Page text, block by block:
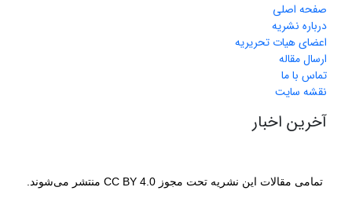
صفحه اصلی
درباره نشریه
اعضای هیات تحریریه
ارسال مقاله
تماس با ما
نقشه سایت
آخرین اخبار
تمامی مقالات این نشریه تحت مجوز CC BY 4.0 منتشر می‌شوند.